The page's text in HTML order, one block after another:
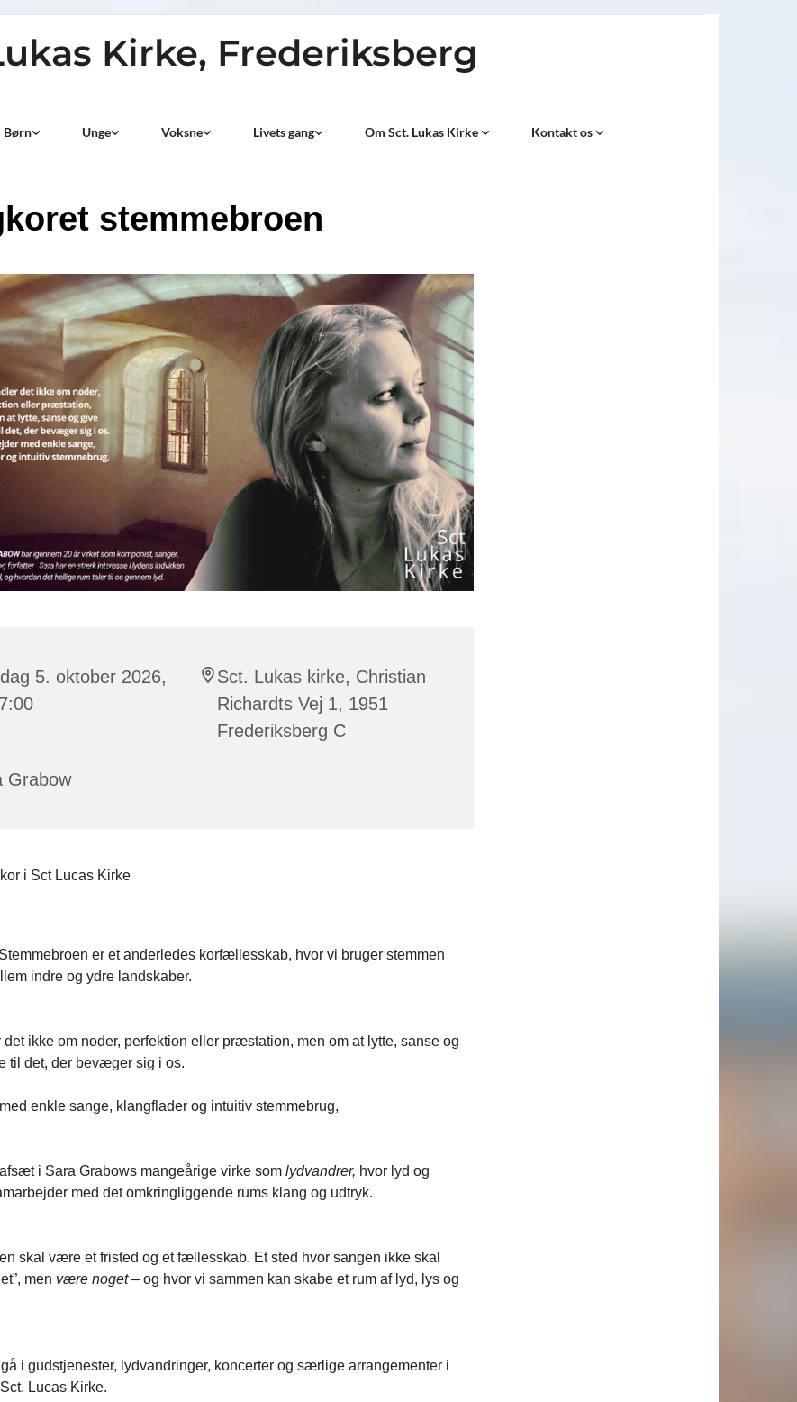
Kirke, Frederiksberg
Børn Unge Voksne Livets gang Om Sct. Lukas Kirke Kontakt os
stemmebroen
5. oktober 2026,
Sct. Lukas kirke, Christian
Richardts Vej 1, 1951
Frederiksberg C
Grabow
i Sct Lucas Kirke
er et anderledes korfællesskab, hvor vi bruger stemmen
indre og ydre landskaber.
det ikke om noder, perfektion eller præstation, men om at lytte, sanse og
til det, der bevæger sig i os.
enkle sange, klangflader og intuitiv stemmebrug,
i Sara Grabows mangeårige virke somlydvandrer, hvor lyd og
med det omkringliggende rums klang og udtryk.
skal være et fristed og et fællesskab. Et sted hvor sangen ikke skal
men være noget – og hvor vi sammen kan skabe et rum af lyd, lys og
i gudstjenester, lydvandringer, koncerter og særlige arrangementer i
Lucas Kirke.